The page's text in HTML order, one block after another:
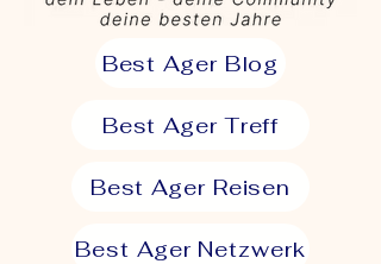
Best Ager Blog
Best Ager Treff
Best Ager Reisen
Best Ager Netzwerk